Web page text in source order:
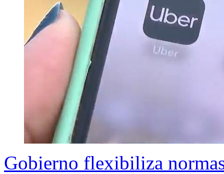
Gobierno flexibiliza